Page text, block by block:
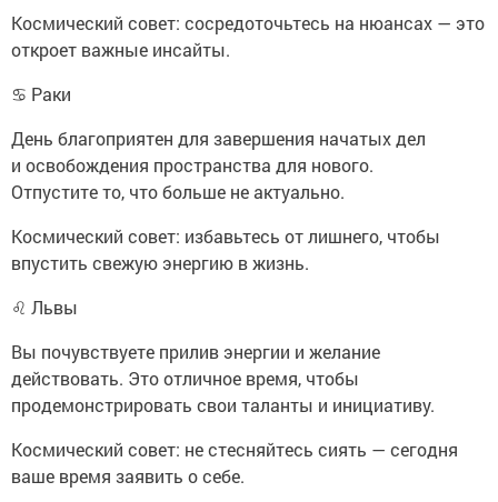
Космический совет: сосредоточьтесь на нюансах — это
откроет важные инсайты.
♋ Раки
День благоприятен для завершения начатых дел
и освобождения пространства для нового.
Отпустите то, что больше не актуально.
Космический совет: избавьтесь от лишнего, чтобы
впустить свежую энергию в жизнь.
♌ Львы
Вы почувствуете прилив энергии и желание
действовать. Это отличное время, чтобы
продемонстрировать свои таланты и инициативу.
Космический совет: не стесняйтесь сиять — сегодня
ваше время заявить о себе.